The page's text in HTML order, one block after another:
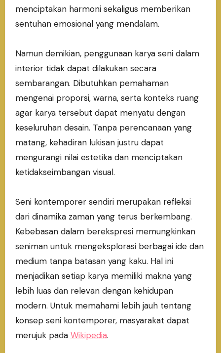
menciptakan harmoni sekaligus memberikan
sentuhan emosional yang mendalam.
Namun demikian, penggunaan karya seni dalam
interior tidak dapat dilakukan secara
sembarangan. Dibutuhkan pemahaman
mengenai proporsi, warna, serta konteks ruang
agar karya tersebut dapat menyatu dengan
keseluruhan desain. Tanpa perencanaan yang
matang, kehadiran lukisan justru dapat
mengurangi nilai estetika dan menciptakan
ketidakseimbangan visual.
Seni kontemporer sendiri merupakan refleksi
dari dinamika zaman yang terus berkembang.
Kebebasan dalam berekspresi memungkinkan
seniman untuk mengeksplorasi berbagai ide dan
medium tanpa batasan yang kaku. Hal ini
menjadikan setiap karya memiliki makna yang
lebih luas dan relevan dengan kehidupan
modern. Untuk memahami lebih jauh tentang
konsep seni kontemporer, masyarakat dapat
merujuk pada Wikipedia.